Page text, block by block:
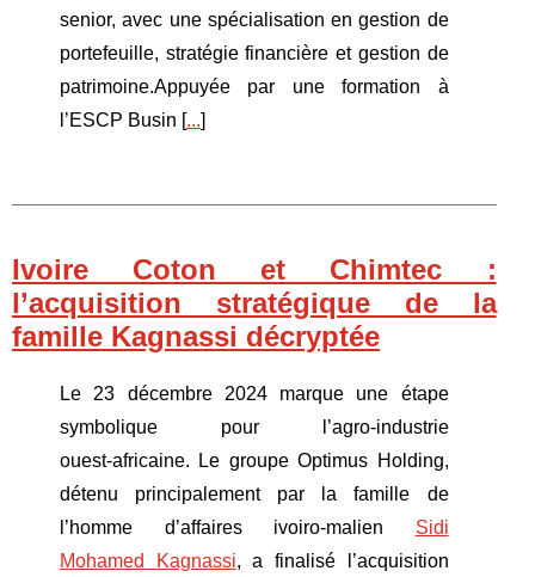
senior, avec une spécialisation en gestion de
portefeuille, stratégie financière et gestion de
patrimoine.Appuyée par une formation à
l’ESCP Busin [...]
Ivoire Coton et Chimtec :
l’acquisition stratégique de la
famille Kagnassi décryptée
Le 23 décembre 2024 marque une étape
symbolique pour l’agro‑industrie
ouest‑africaine. Le groupe Optimus Holding,
détenu principalement par la famille de
l’homme d’affaires ivoiro‑malien Sidi
Mohamed Kagnassi, a finalisé l’acquisition